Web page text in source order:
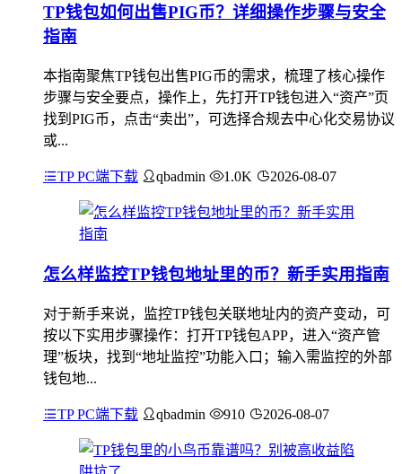
TP钱包如何出售PIG币？详细操作步骤与安全
指南
本指南聚焦TP钱包出售PIG币的需求，梳理了核心操作
步骤与安全要点，操作上，先打开TP钱包进入“资产”页
找到PIG币，点击“卖出”，可选择合规去中心化交易协议
或...
TP PC端下载 qbadmin 1.0K 2026-08-07
怎么样监控TP钱包地址里的币？新手实用指南
对于新手来说，监控TP钱包关联地址内的资产变动，可
按以下实用步骤操作：打开TP钱包APP，进入“资产管
理”板块，找到“地址监控”功能入口；输入需监控的外部
钱包地...
TP PC端下载 qbadmin 910 2026-08-07